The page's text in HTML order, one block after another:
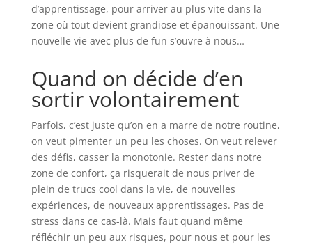
d’apprentissage, pour arriver au plus vite dans la
zone où tout devient grandiose et épanouissant. Une
nouvelle vie avec plus de fun s’ouvre à nous…
Quand on décide d’en
sortir volontairement
Parfois, c’est juste qu’on en a marre de notre routine,
on veut pimenter un peu les choses. On veut relever
des défis, casser la monotonie. Rester dans notre
zone de confort, ça risquerait de nous priver de
plein de trucs cool dans la vie, de nouvelles
expériences, de nouveaux apprentissages. Pas de
stress dans ce cas-là. Mais faut quand même
réfléchir un peu aux risques, pour nous et pour les